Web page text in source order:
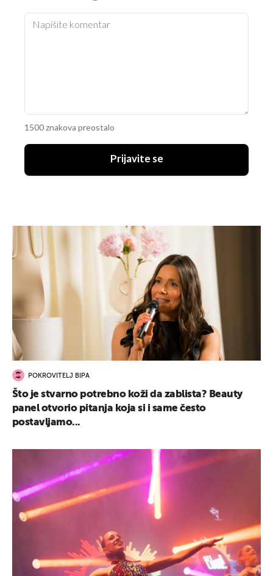
1500 znakova preostalo
Prijavite se
POKROVITELJ BIPA
Što je stvarno potrebno koži da zablista? Beauty
panel otvorio pitanja koja si i same često
postavljamo...